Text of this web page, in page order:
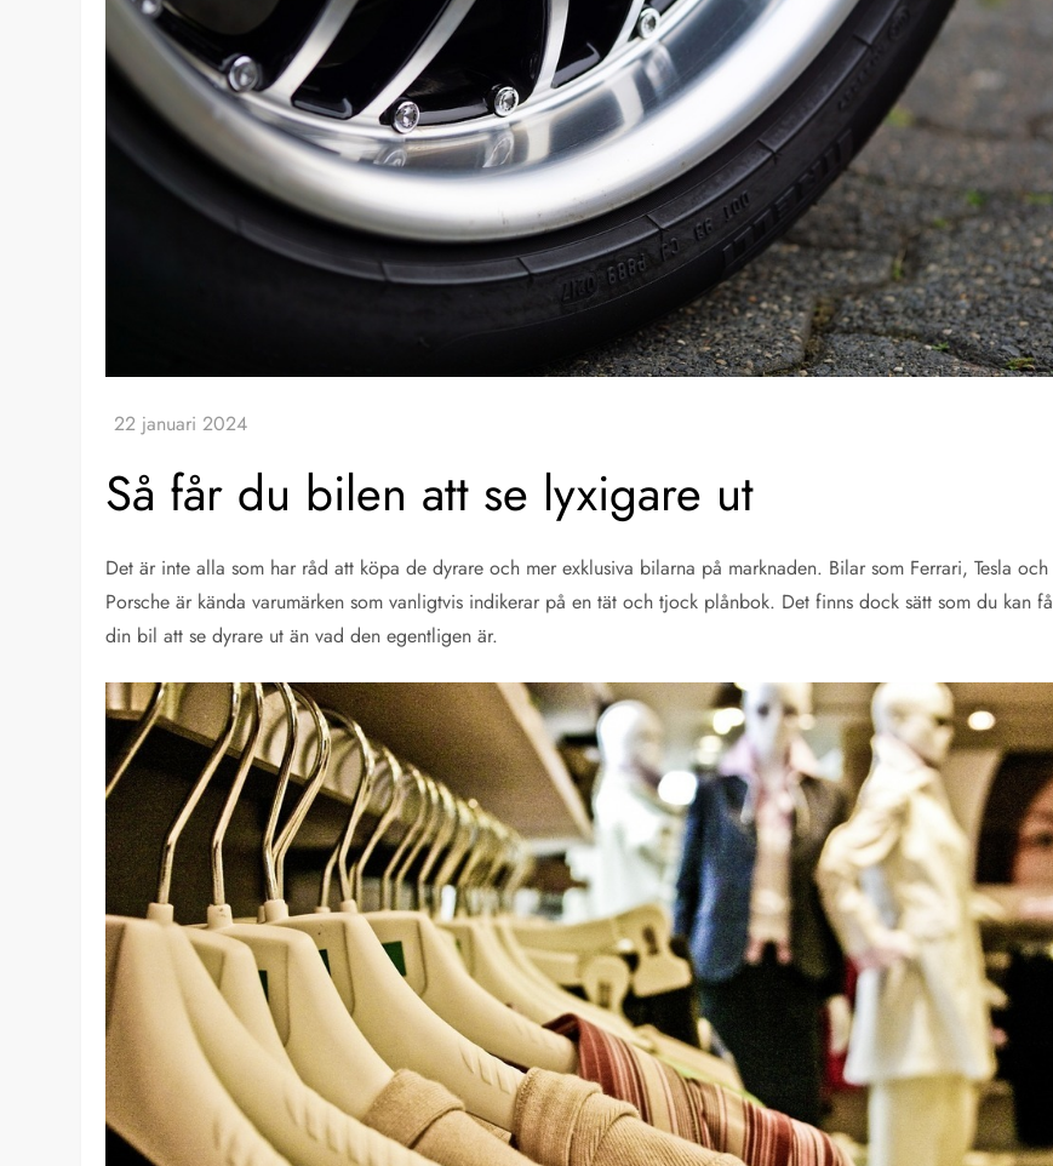
Så får du bilen att se lyxigare ut
Det är inte alla som har råd att köpa de dyrare och mer exklusiva bilarna på marknaden. Bilar som Ferrari, Tesla och
Porsche är kända varumärken som vanligtvis indikerar på en tät och tjock plånbok. Det finns dock sätt som du kan få
din bil att se dyrare ut än vad den egentligen är.